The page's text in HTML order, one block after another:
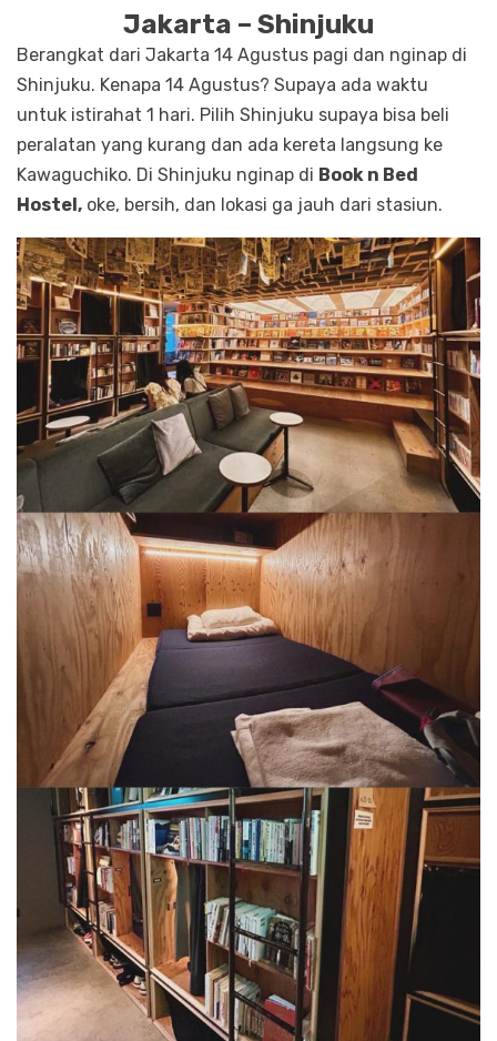
Jakarta – Shinjuku
Berangkat dari Jakarta 14 Agustus pagi dan nginap di
Shinjuku. Kenapa 14 Agustus? Supaya ada waktu
untuk istirahat 1 hari. Pilih Shinjuku supaya bisa beli
peralatan yang kurang dan ada kereta langsung ke
Kawaguchiko. Di Shinjuku nginap di Book n Bed
Hostel, oke, bersih, dan lokasi ga jauh dari stasiun.